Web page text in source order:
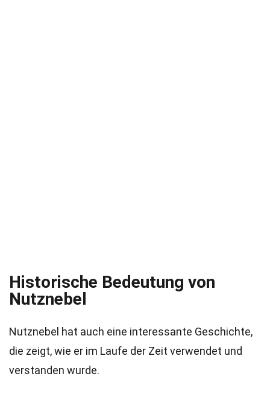
Historische Bedeutung von
Nutznebel
Nutznebel hat auch eine interessante Geschichte,
die zeigt, wie er im Laufe der Zeit verwendet und
verstanden wurde.